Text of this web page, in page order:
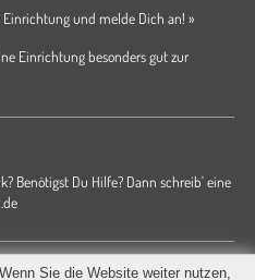
und melde Dich an! »
Einrichtung besonders gut zur
Benötigst Du Hilfe? Dann schreib' eine
Impressum
Sie die Website weiter nutzen,